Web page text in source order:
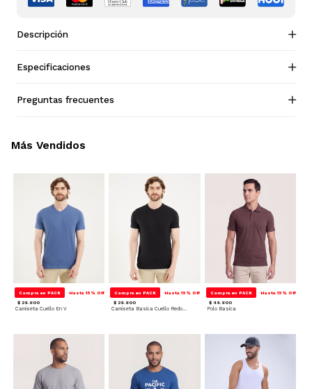
Descripción
Especificaciones
Preguntas frecuentes
Compra en PACK Hasta 15% Off
$ 29.900
Camiseta Cuello En V
Compra en PACK Hasta 15% Off
$ 29.900
Camiseta Basica Cuello Redondo
Compra en PACK Hasta 15% Off
$ 49.900
Polo Basica
Más Vendidos